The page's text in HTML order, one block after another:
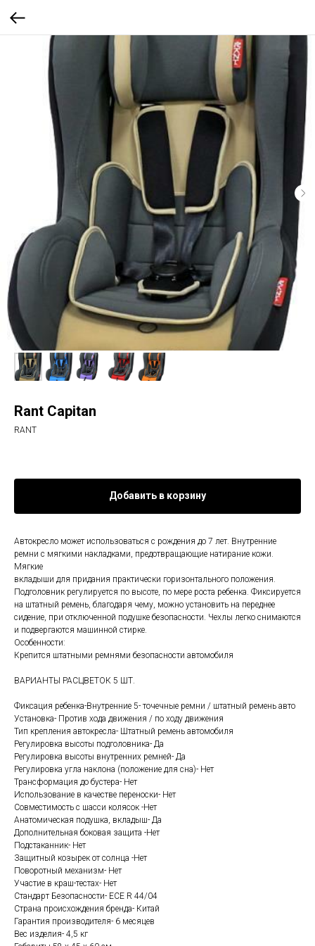
Rant Capitan
RANT
Добавить в корзину
Автокресло может использоваться с рождения до 7 лет. Внутренние
ремни с мягкими накладками, предотвращающие натирание кожи.
Мягкие
вкладыши для придания практически горизонтального положения.
Подголовник регулируется по высоте, по мере роста ребенка. Фиксируется
на штатный ремень, благодаря чему, можно установить на переднее
сидение, при отключенной подушке безопасности. Чехлы легко снимаются
и подвергаются машинной стирке.
Особенности:
Крепится штатными ремнями безопасности автомобиля
ВАРИАНТЫ РАСЦВЕТОК 5 ШТ.
Фиксация ребенка-Внутренние 5- точечные ремни / штатный ремень авто
Установка- Против хода движения / по ходу движения
Тип крепления автокресла- Штатный ремень автомобиля
Регулировка высоты подголовника- Да
Регулировка высоты внутренних ремней- Да
Регулировка угла наклона (положение для сна)- Нет
Трансформация до бустера- Нет
Использование в качестве переноски- Нет
Совместимость с шасси колясок -Нет
Анатомическая подушка, вкладыш- Да
Дополнительная боковая защита -Нет
Подстаканник- Нет
Защитный козырек от солнца -Нет
Поворотный механизм- Нет
Участие в краш-тестах- Нет
Стандарт Безопасности- ECE R 44/04
Страна происхождения бренда- Китай
Гарантия производителя- 6 месяцев
Вес изделия- 4,5 кг